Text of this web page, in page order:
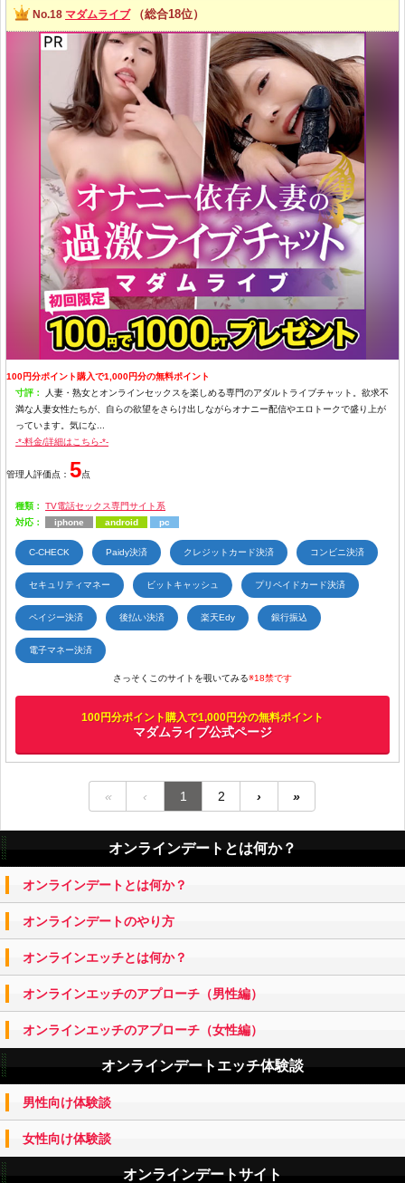
No.18 マダムライブ （総合18位）
100円分ポイント購入で1,000円分の無料ポイント
寸評：
人妻・熟女とオンラインセックスを楽しめる専門のアダルトライブチャット。欲求不
満な人妻女性たちが、自らの欲望をさらけ出しながらオナニー配信やエロトークで盛り上が
っています。気にな...
-*-料金/詳細はこちら-*-
管理人評価点： 5点
種類：
TV電話セックス専門サイト系
対応：
iphone android pc
C-CHECK Paidy決済 クレジットカード決済 コンビニ決済
セキュリティマネー ビットキャッシュ プリペイドカード決済
ペイジー決済 後払い決済 楽天Edy 銀行振込
電子マネー決済
さっそくこのサイトを覗いてみる※18禁です
100円分ポイント購入で1,000円分の無料ポイント
マダムライブ公式ページ
« ‹ 1 2 › »
オンラインデートとは何か？
オンラインデートとは何か？
オンラインデートのやり方
オンラインエッチとは何か？
オンラインエッチのアプローチ（男性編）
オンラインエッチのアプローチ（女性編）
オンラインデートエッチ体験談
男性向け体験談
女性向け体験談
オンラインデートサイト